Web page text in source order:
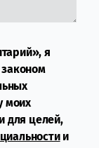
я
моих
для целей,
и